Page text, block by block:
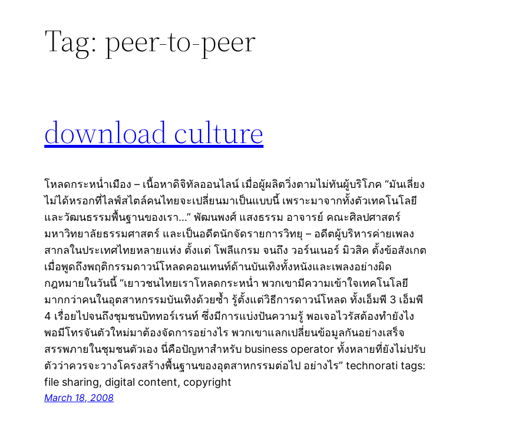
Tag: peer-to-peer
download culture
โหลดกระหน่ำเมือง – เนื้อหาดิจิทัลออนไลน์ เมื่อผู้ผลิตวิ่งตามไม่ทันผู้บริโภค “มันเลี่ยง
ไม่ได้หรอกที่ไลฟ์สไตล์คนไทยจะเปลี่ยนมาเป็นแบบนี้ เพราะมาจากทั้งตัวเทคโนโลยี
และวัฒนธรรมพื้นฐานของเรา…” พัฒนพงศ์ แสงธรรม อาจารย์ คณะศิลปศาสตร์
มหาวิทยาลัยธรรมศาสตร์ และเป็นอดีตนักจัดรายการวิทยุ – อดีตผู้บริหารค่ายเพลง
สากลในประเทศไทยหลายแห่ง ตั้งแต่ โพลีแกรม จนถึง วอร์นเนอร์ มิวสิค ตั้งข้อสังเกต
เมื่อพูดถึงพฤติกรรมดาวน์โหลดคอนเทนท์ด้านบันเทิงทั้งหนังและเพลงอย่างผิด
กฎหมายในวันนี้ “เยาวชนไทยเราโหลดกระหน่ำ พวกเขามีความเข้าใจเทคโนโลยี
มากกว่าคนในอุตสาหกรรมบันเทิงด้วยซ้ำ รู้ตั้งแต่วิธีการดาวน์โหลด ทั้งเอ็มพี 3 เอ็มพี
4 เรื่อยไปจนถึงชุมชนบิททอร์เรนท์ ซึ่งมีการแบ่งปันความรู้ พอเจอไวรัสต้องทำยังไง
พอมีโทรจันตัวใหม่มาต้องจัดการอย่างไร พวกเขาแลกเปลี่ยนข้อมูลกันอย่างเสร็จ
สรรพภายในชุมชนตัวเอง นี่คือปัญหาสำหรับ business operator ทั้งหลายที่ยังไม่ปรับ
ตัวว่าควรจะวางโครงสร้างพื้นฐานของอุตสาหกรรมต่อไป อย่างไร” technorati tags:
file sharing, digital content, copyright
March 18, 2008